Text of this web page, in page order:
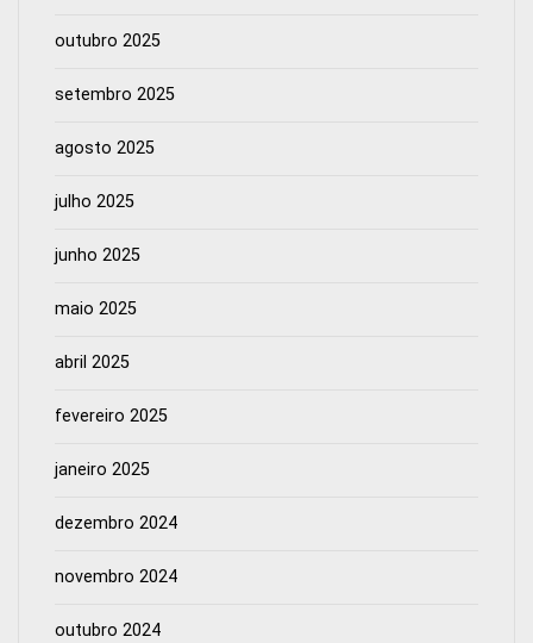
outubro 2025
setembro 2025
agosto 2025
julho 2025
junho 2025
maio 2025
abril 2025
fevereiro 2025
janeiro 2025
dezembro 2024
novembro 2024
outubro 2024